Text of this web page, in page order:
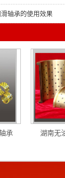
轴承的使用效果
承 湖南无